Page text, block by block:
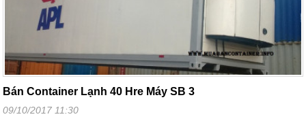
Bán Container Lạnh 40 Hre Máy SB 3
09/10/2017 11:30